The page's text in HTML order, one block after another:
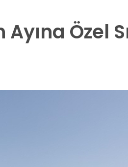
Özel